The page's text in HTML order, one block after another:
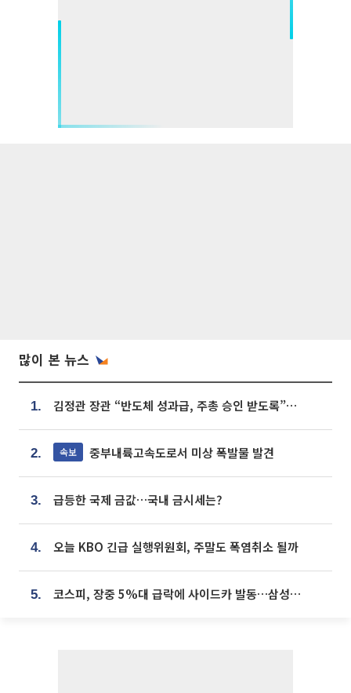
많이 본 뉴스
1. 김정관 장관 “반도체 성과급, 주총 승인 받도록”…상법·자본시장법 개정 시사
2. 속보 중부내륙고속도로서 미상 폭발물 발견
3. 급등한 국제 금값…국내 금시세는?
4. 오늘 KBO 긴급 실행위원회, 주말도 폭염취소 될까
5. 코스피, 장중 5%대 급락에 사이드카 발동…삼성·SK 동반 폭락